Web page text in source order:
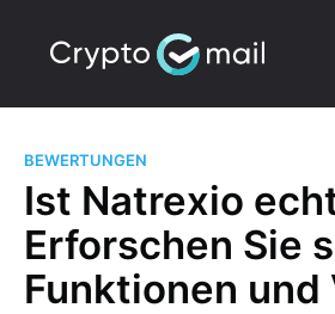
BEWERTUNGEN
Ist Natrexio
Erforschen Sie
Funktionen